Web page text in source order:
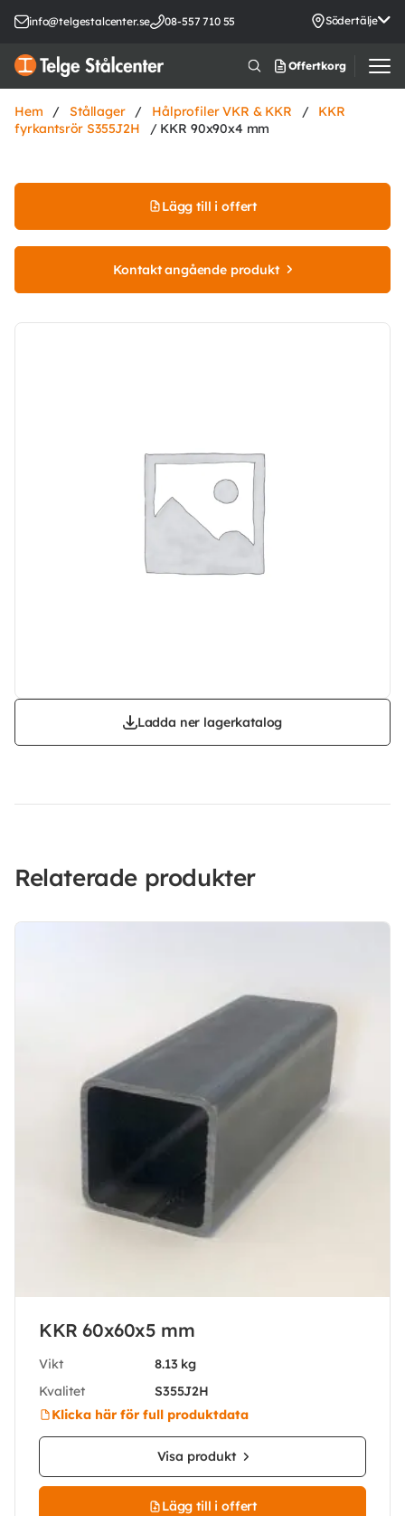
info@telgestalcenter.se 08-557 710 55 Södertälje
Offertkorg
Hem / Stållager / Hålprofiler VKR & KKR /
KKR
fyrkantsrör S355J2H
/ KKR 90x90x4 mm
Lägg till i offert
Kontakt angående produkt
Ladda ner lagerkatalog
Relaterade produkter
KKR 60x60x5 mm
Vikt
8.13 kg
Kvalitet
S355J2H
Klicka här för full produktdata
Visa produkt
Lägg till i offert